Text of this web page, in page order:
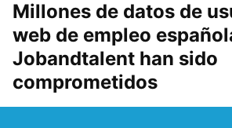
Millones de datos de
web de empleo
Jobandtalent han sido
comprometidos